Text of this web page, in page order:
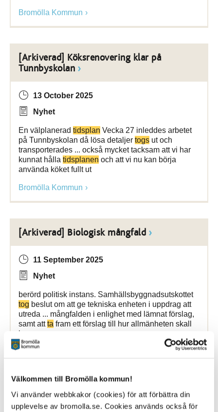
Välkommen till Bromölla kommun!
Vi använder webbkakor (cookies) för att förbättra din
upplevelse av bromolla.se. Cookies används också för
Bromölla Kommun
[Arkiverad] Köksrenovering klar på
Tunnbyskolan
13 October 2025
Nyhet
En välplanerad tidsplan Vecka 27 inleddes arbetet
på Tunnbyskolan då lösa detaljer togs ut och
transporterades ... också mycket tacksam att vi har
kunnat hålla tidsplanen och att vi nu kan börja
använda köket fullt ut
Bromölla Kommun
[Arkiverad] Biologisk mångfald
11 September 2025
Nyhet
berörd politisk instans. Samhällsbyggnadsutskottet
tog beslut om att ge tekniska enheten i uppdrag att
utreda ... mångfalden i enlighet med lämnat förslag,
samt attta fram ett förslag till hur allmänheten skall
kunna
Bromölla Kommun
[Arkiverad] Anneli och Wille är ett
vårdhundsteam